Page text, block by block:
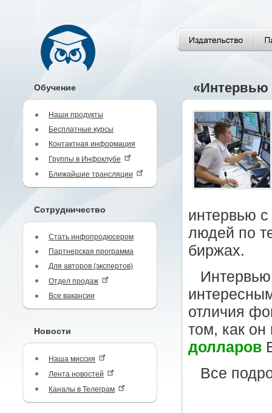
Обучение
Наши продукты
Бесплатные курсы
Контактная информация
Группы в Инфоклубе
Ближайшие трансляции
Сотрудничество
Стать инфопродюсером
Партнерская программа
Для авторов (экспертов)
Отдел продаж
Все вакансии
Новости
Наша миссия
Лента новостей
Каналы в Телеграм
«Интервью
интервью
людей по
биржах.
отличия
том, как
долларов
Все